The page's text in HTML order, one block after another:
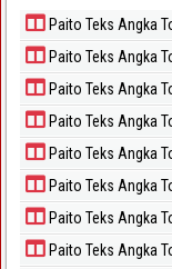
Paito Teks Angka
Paito Teks Angka
Paito Teks Angka
Paito Teks Angka
Paito Teks Angka
Paito Teks Angka
Paito Teks Angka
Paito Teks Angka